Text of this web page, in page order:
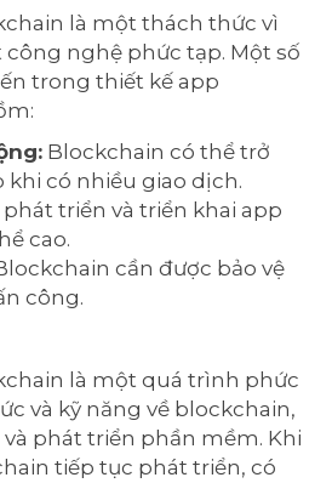
là một thách thức vì
nghệ phức tạp. Một số
trong thiết kế app
Blockchain có thể trở
có nhiều giao dịch.
triển và triển khai app
cao.
cần được bảo vệ
công.
là một quá trình phức
và kỹ năng về blockchain,
phát triển phần mềm. Khi
tiếp tục phát triển, có